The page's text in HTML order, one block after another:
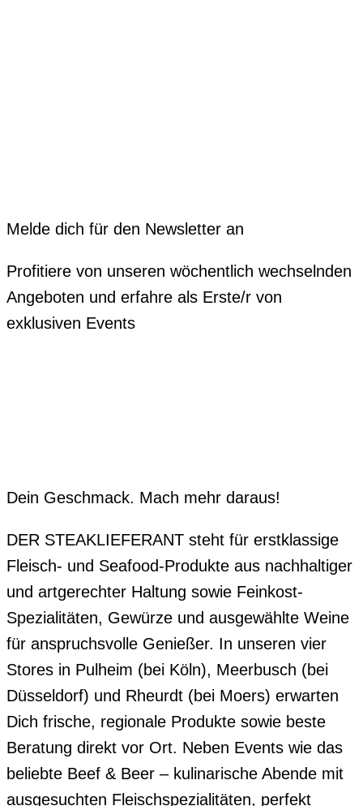
Melde dich für den Newsletter an
Profitiere von unseren wöchentlich wechselnden
Angeboten und erfahre als Erste/r von
exklusiven Events
Dein Geschmack. Mach mehr daraus!
DER STEAKLIEFERANT steht für erstklassige
Fleisch- und Seafood-Produkte aus nachhaltiger
und artgerechter Haltung sowie Feinkost-
Spezialitäten, Gewürze und ausgewählte Weine
für anspruchsvolle Genießer. In unseren vier
Stores in Pulheim (bei Köln), Meerbusch (bei
Düsseldorf) und Rheurdt (bei Moers) erwarten
Dich frische, regionale Produkte sowie beste
Beratung direkt vor Ort. Neben Events wie das
beliebte Beef & Beer – kulinarische Abende mit
ausgesuchten Fleischspezialitäten, perfekt